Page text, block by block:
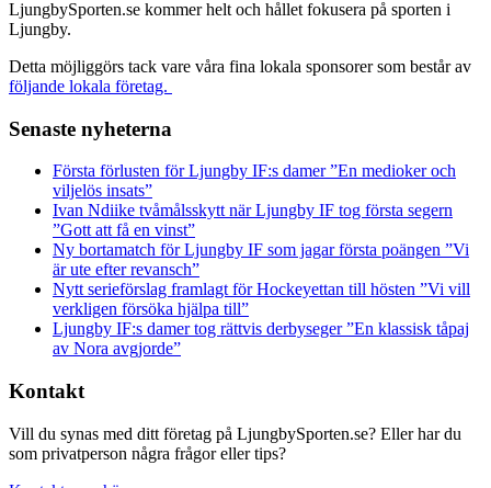
LjungbySporten.se kommer helt och hållet fokusera på sporten i
Ljungby.
Detta möjliggörs tack vare våra fina lokala sponsorer som består av
följande lokala företag.
Senaste nyheterna
Första förlusten för Ljungby IF:s damer ”En medioker och
viljelös insats”
Ivan Ndiike tvåmålsskytt när Ljungby IF tog första segern
”Gott att få en vinst”
Ny bortamatch för Ljungby IF som jagar första poängen ”Vi
är ute efter revansch”
Nytt serieförslag framlagt för Hockeyettan till hösten ”Vi vill
verkligen försöka hjälpa till”
Ljungby IF:s damer tog rättvis derbyseger ”En klassisk tåpaj
av Nora avgjorde”
Kontakt
Vill du synas med ditt företag på LjungbySporten.se? Eller har du
som privatperson några frågor eller tips?